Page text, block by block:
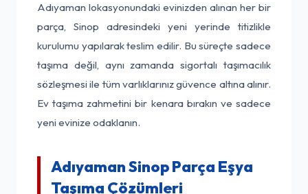
Adıyaman lokasyonundaki evinizden alınan her bir
parça, Sinop adresindeki yeni yerinde titizlikle
kurulumu yapılarak teslim edilir. Bu süreçte sadece
taşıma değil, aynı zamanda sigortalı taşımacılık
sözleşmesi ile tüm varlıklarınız güvence altına alınır.
Ev taşıma zahmetini bir kenara bırakın ve sadece
yeni evinize odaklanın.
Adıyaman Sinop Parça Eşya
Taşıma Çözümleri